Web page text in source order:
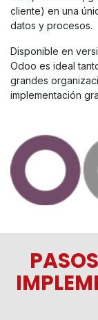
cliente) en una
datos y procesos.
Disponible en
Odoo es ideal
grandes
implementación